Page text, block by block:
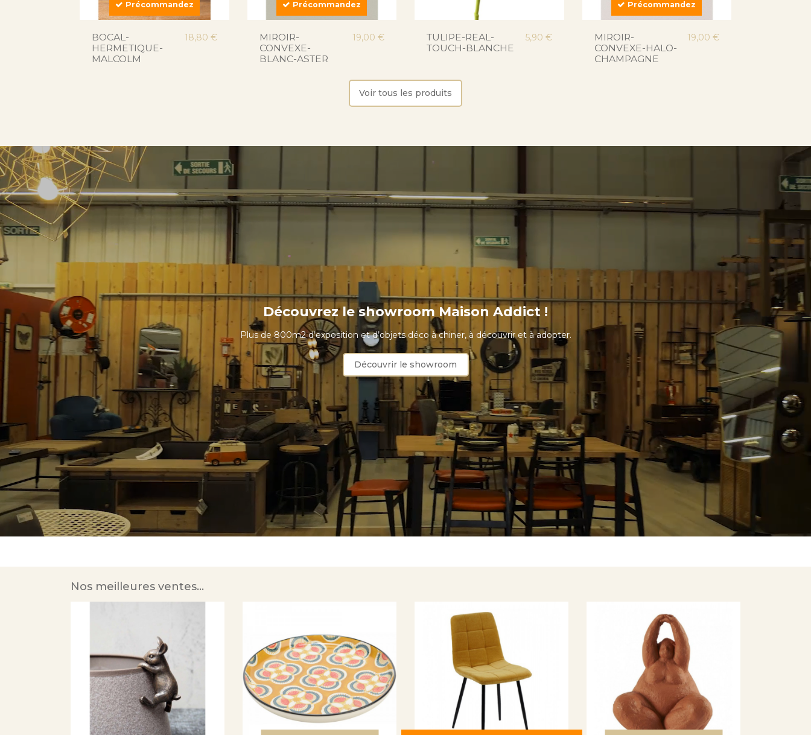
Précommandez
BOCAL-
HERMETIQUE-
MALCOLM
18,80 €
Précommandez
MIROIR-
CONVEXE-
BLANC-ASTER
19,00 €
TULIPE-REAL-
TOUCH-BLANCHE
5,90 €
Précommandez
MIROIR-
CONVEXE-HALO-
CHAMPAGNE
19,00 €
Voir tous les produits
Découvrez le showroom Maison Addict !
Plus de 800m2 d’exposition et d’objets déco à chiner, à découvrir et à adopter.
Découvrir le showroom
Nos meilleures ventes...